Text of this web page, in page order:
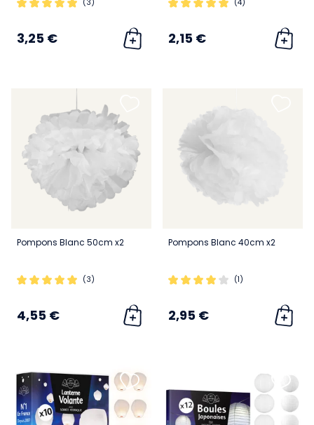
(3)
3,25 €
(4)
2,15 €
Pompons Blanc 50cm x2
(3)
4,55 €
Pompons Blanc 40cm x2
(1)
2,95 €